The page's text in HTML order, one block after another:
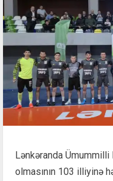
Lənkəranda
olmasının 103 illiyinə